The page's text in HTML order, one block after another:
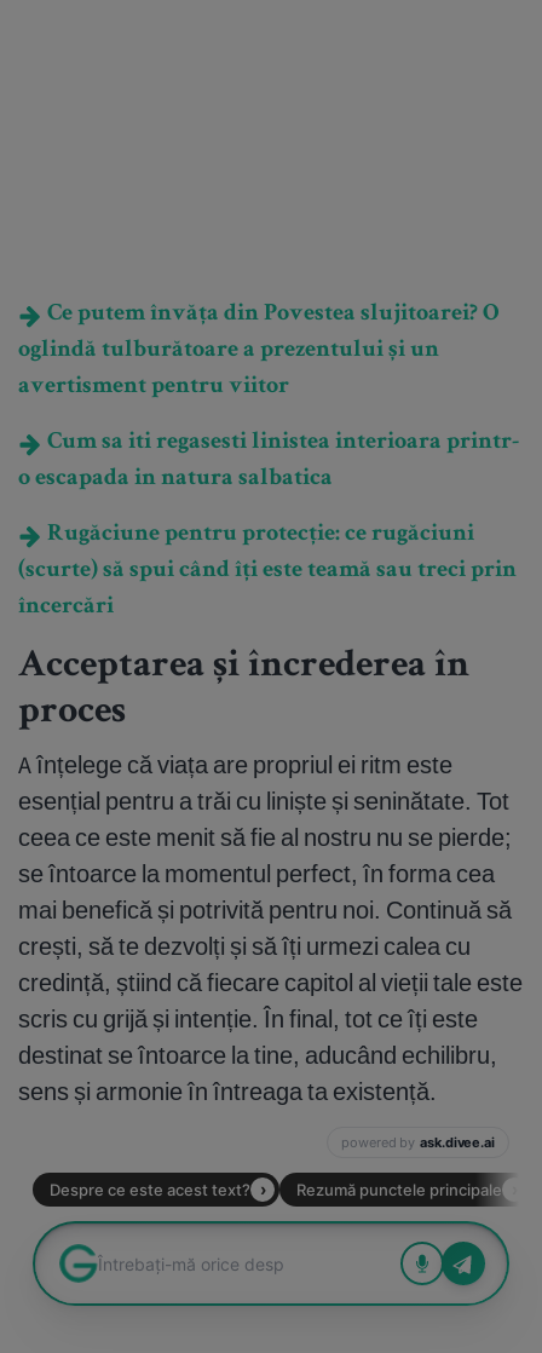
Ce putem învăța din Povestea slujitoarei? O
oglindă tulburătoare a prezentului și un
avertisment pentru viitor
Cum sa iti regasesti linistea interioara printr-
o escapada in natura salbatica
Rugăciune pentru protecție: ce rugăciuni
(scurte) să spui când îți este teamă sau treci prin
încercări
Acceptarea și încrederea în
proces
A înțelege că viața are propriul ei ritm este
esențial pentru a trăi cu liniște și seninătate. Tot
ceea ce este menit să fie al nostru nu se pierde;
se întoarce la momentul perfect, în forma cea
mai benefică și potrivită pentru noi. Continuă să
crești, să te dezvolți și să îți urmezi calea cu
credință, știind că fiecare capitol al vieții tale este
scris cu grijă și intenție. În final, tot ce îți este
destinat se întoarce la tine, aducând echilibru,
sens și armonie în întreaga ta existență.